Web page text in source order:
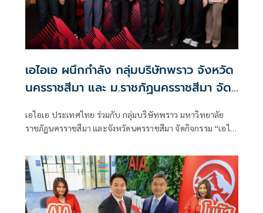
เอไอเอ ผนึกกำลัง กลุ่มบริษัทพราว จังหวัด
นครราชสีมา และ ม.ราชภัฏนครราชสีมา จัด
ครั้งแรกกับการวิ่งเทรลบนเส้นทางมรดก
เอไอเอ ประเทศไทย ร่วมกับ กลุ่มบริษัทพราว มหาวิทยาลัย
ราชภัฏนครราชสีมา และจังหวัดนครราชสีมา จัดกิจกรรม “เอไอ
2025)